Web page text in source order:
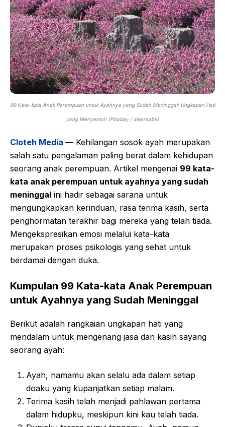
99 Kata-kata Anak Perempuan untuk Ayahnya yang Sudah Meninggal: Ungkapan Hati
yang Menyentuh (Pixabay / inkeraabe)
Cloteh Media — Kehilangan sosok ayah merupakan
salah satu pengalaman paling berat dalam kehidupan
seorang anak perempuan. Artikel mengenai 99 kata-
kata anak perempuan untuk ayahnya yang sudah
meninggal ini hadir sebagai sarana untuk
mengungkapkan kerinduan, rasa terima kasih, serta
penghormatan terakhir bagi mereka yang telah tiada.
Mengekspresikan emosi melalui kata-kata
merupakan proses psikologis yang sehat untuk
berdamai dengan duka.
Kumpulan 99 Kata-kata Anak Perempuan
untuk Ayahnya yang Sudah Meninggal
Berikut adalah rangkaian ungkapan hati yang
mendalam untuk mengenang jasa dan kasih sayang
seorang ayah:
Ayah, namamu akan selalu ada dalam setiap
doaku yang kupanjatkan setiap malam.
Terima kasih telah menjadi pahlawan pertama
dalam hidupku, meskipun kini kau telah tiada.